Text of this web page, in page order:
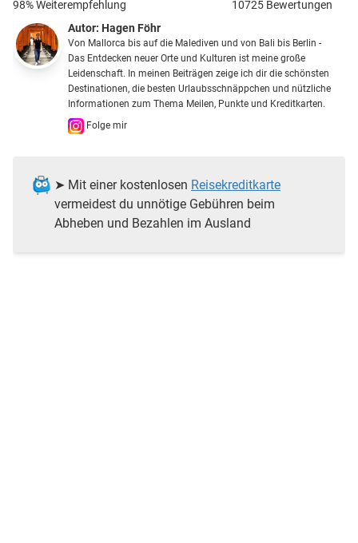
98% Weiterempfehlung
10725 Bewertungen
Autor: Hagen Föhr
Von Mallorca bis auf die Malediven und von Bali bis Berlin -
Das Entdecken neuer Orte und Kulturen ist meine große
Leidenschaft. In meinen Beiträgen zeige ich dir die schönsten
Destinationen, die besten Urlaubsschnäppchen und nützliche
Informationen zum Thema Meilen, Punkte und Kreditkarten.
Folge mir
➤ Mit einer kostenlosen Reisekreditkarte
vermeidest du unnötige Gebühren beim
Abheben und Bezahlen im Ausland